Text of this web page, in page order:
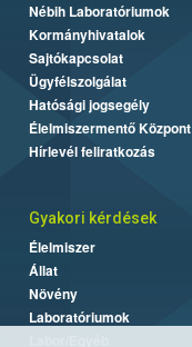
Nébih Laboratóriumok
Kormányhivatalok
Sajtókapcsolat
Ügyfélszolgálat
Hatósági jogsegély
Élelmiszermentő Központ
Hírlevél feliratkozás
Gyakori kérdések
Élelmiszer
Állat
Növény
Laboratóriumok